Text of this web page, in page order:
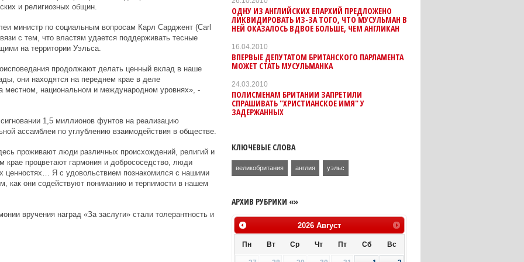
и религиозных общин.
министр по социальным вопросам Карл Сарджент (Carl
с тем, что властям удается поддерживать тесные
на территории Уэльса.
продолжают делать ценный вклад в наше
они находятся на переднем крае в деле
местном, национальном и международном уровнях», -
1,5 миллионов фунтов на реализацию
ассамблеи по углублению взаимодействия в обществе.
проживают люди различных происхождений, религий и
крае процветают гармония и добрососедство, люди
ценностях… Я с удовольствием познакомился с нашими
как они содействуют пониманию и терпимости в нашем
вручения наград «За заслуги» стали толерантность и
ОДНУ ИЗ АНГЛИЙСКИХ ЕПАРХИЙ ПРЕДЛОЖЕНО
ЛИКВИДИРОВАТЬ ИЗ-ЗА ТОГО, ЧТО МУСУЛЬМАН В
НЕЙ ОКАЗАЛОСЬ ВДВОЕ БОЛЬШЕ, ЧЕМ АНГЛИКАН
16.04.2010
ВПЕРВЫЕ ДЕПУТАТОМ БРИТАНСКОГО ПАРЛАМЕНТА
МОЖЕТ СТАТЬ МУСУЛЬМАНКА
24.03.2010
ПОЛИСМЕНАМ БРИТАНИИ ЗАПРЕТИЛИ
СПРАШИВАТЬ "ХРИСТИАНСКОЕ ИМЯ" У
ЗАДЕРЖАННЫХ
КЛЮЧЕВЫЕ СЛОВА
великобритания англия уэльс
АРХИВ РУБРИКИ «»
2026 Август
Пн Вт Ср Чт Пт Сб Вс